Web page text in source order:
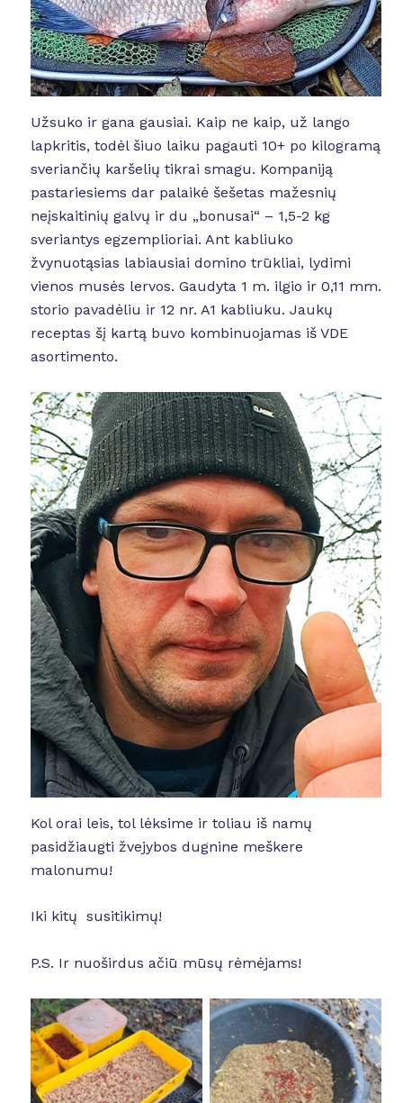
Užsuko ir gana gausiai. Kaip ne kaip, už lango
lapkritis, todėl šiuo laiku pagauti 10+ po kilogramą
sveriančių karšelių tikrai smagu. Kompaniją
pastariesiems dar palaikė šešetas mažesnių
neįskaitinių galvų ir du „bonusai“ – 1,5-2 kg
sveriantys egzemplioriai. Ant kabliuko
žvynuotąsias labiausiai domino trūkliai, lydimi
vienos musės lervos. Gaudyta 1 m. ilgio ir 0,11 mm.
storio pavadėliu ir 12 nr. A1 kabliuku. Jaukų
receptas šį kartą buvo kombinuojamas iš VDE
asortimento.
Kol orai leis, tol lėksime ir toliau iš namų
pasidžiaugti žvejybos dugnine meškere
malonumu!
Iki kitų susitikimų!
P.S. Ir nuoširdus ačiū mūsų rėmėjams!
No Caption No Caption